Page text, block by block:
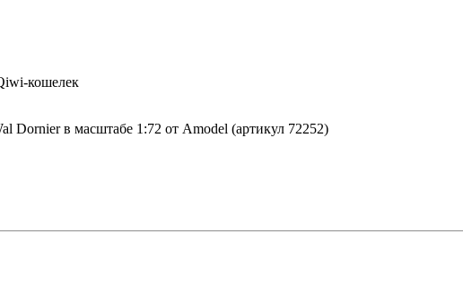
кошелек
Dornier в масштабе 1:72 от Amodel (артикул 72252)